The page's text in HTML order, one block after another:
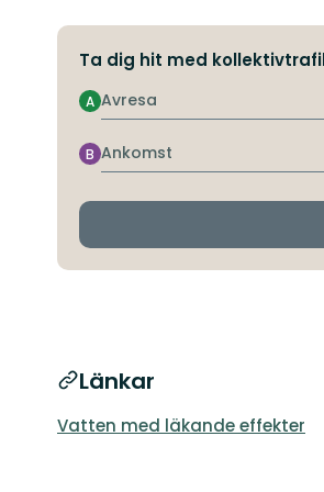
Ta dig hit med
Avresa
A
Ankomst
B
Länkar
Vatten med läkande effekter